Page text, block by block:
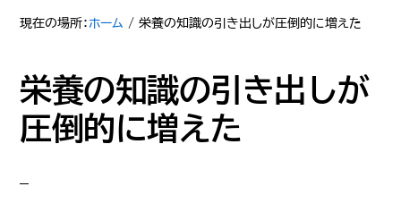
サ
リ
が
効
現在の場所： ホーム / 栄養の知識の引き出しが圧倒的に増えた
栄養の知識の引き出しが
圧倒的に増えた